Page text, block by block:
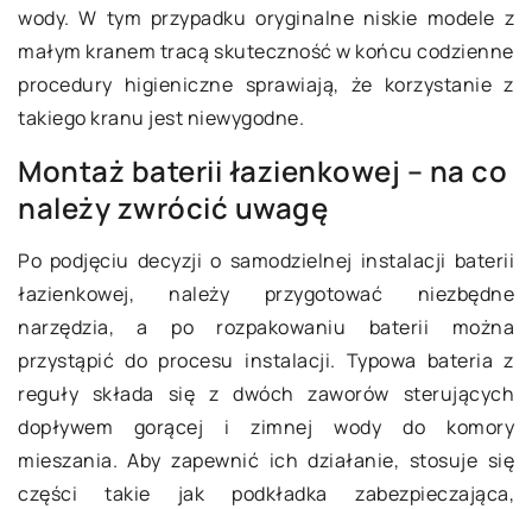
wody. W tym przypadku oryginalne niskie modele z
małym kranem tracą skuteczność w końcu codzienne
procedury higieniczne sprawiają, że korzystanie z
takiego kranu jest niewygodne.
Montaż baterii łazienkowej – na co
należy zwrócić uwagę
Po podjęciu decyzji o samodzielnej instalacji baterii
łazienkowej, należy przygotować niezbędne
narzędzia, a po rozpakowaniu baterii można
przystąpić do procesu instalacji. Typowa bateria z
reguły składa się z dwóch zaworów sterujących
dopływem gorącej i zimnej wody do komory
mieszania. Aby zapewnić ich działanie, stosuje się
części takie jak podkładka zabezpieczająca,